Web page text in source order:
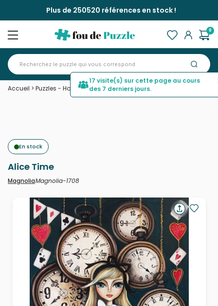
Plus de 250520 références en stock !
0
Accueil > Puzzles - Hommes et Femmes >Alice Time
En stock
Alice Time
MagnoliaMagnolia-1708
17 visite(s) sur cette page au cours
des 7 derniers jours.